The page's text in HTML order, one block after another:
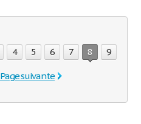
4 5 6 7 8 9
Page suivante